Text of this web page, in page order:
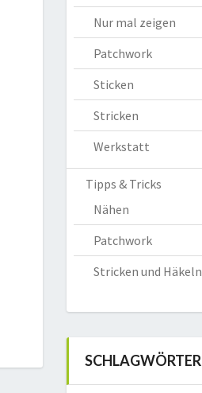
Nur mal zeigen
Patchwork
Sticken
Stricken
Werkstatt
Tipps & Tricks
Nähen
Patchwork
Stricken und Häkeln
SCHLAGWÖRTER